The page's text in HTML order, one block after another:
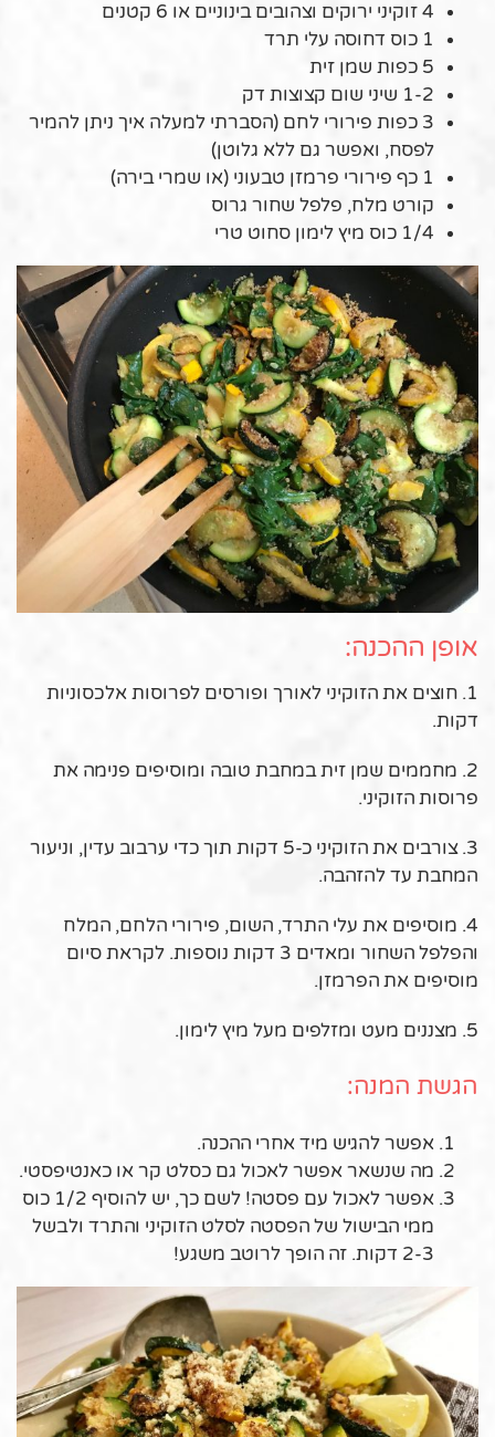
4 זוקיני ירוקים וצהובים בינוניים או 6 קטנים
1 כוס דחוסה עלי תרד
5 כפות שמן זית
1-2 שיני שום קצוצות דק
3 כפות פירורי לחם (הסברתי למעלה איך ניתן להמיר
לפסח, ואפשר גם ללא גלוטן)
1 כף פירורי פרמזן טבעוני (או שמרי בירה)
קורט מלח, פלפל שחור גרוס
1/4 כוס מיץ לימון סחוט טרי
אופן ההכנה:
1. חוצים את הזוקיני לאורך ופורסים לפרוסות אלכסוניות
דקות.
2. מחממים שמן זית במחבת טובה ומוסיפים פנימה את
פרוסות הזוקיני.
3. צורבים את הזוקיני כ-5 דקות תוך כדי ערבוב עדין, וניעור
המחבת עד להזהבה.
4. מוסיפים את עלי התרד, השום, פירורי הלחם, המלח
והפלפל השחור ומאדים 3 דקות נוספות. לקראת סיום
מוסיפים את הפרמזן.
5. מצננים מעט ומזלפים מעל מיץ לימון.
הגשת המנה:
אפשר להגיש מיד אחרי ההכנה.
מה שנשאר אפשר לאכול גם כסלט קר או כאנטיפסטי.
אפשר לאכול עם פסטה! לשם כך, יש להוסיף 1/2 כוס
ממי הבישול של הפסטה לסלט הזוקיני והתרד ולבשל
2-3 דקות. זה הופך לרוטב משגע!